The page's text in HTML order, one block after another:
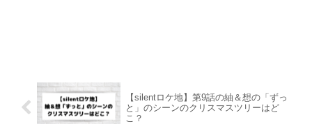
【silentロケ地】第9話の紬＆想の「ずっ
と」のシーンのクリスマスツリーはど
こ？